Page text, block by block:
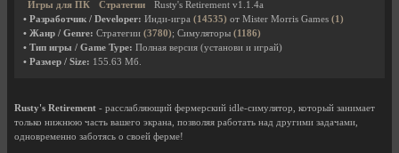
Игры для ПК
Стратегии
Rusty's Retirement v1.1.4a
• Разработчик / Developer: Инди-игра (14535) от Mister Morris Games (1)
• Жанр / Genre: Стратегии (3780); Симуляторы (1186)
• Тип игры / Game Type: Полная версия (установи и играй)
• Размер / Size: 155.63 Мб.
Rusty's Retirement - расслабляющий фермерский idle-симулятор, который занимает
только нижнюю часть вашего экрана, позволяя работать над другими задачами,
одновременно заботясь о своей ферме!